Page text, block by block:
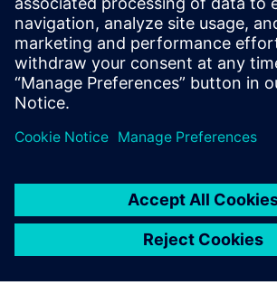
ресурсоефективність
Читайте
Електронна книга| Інжиніринг
Тематичне дослідження|
рішень конвеєрних технологій для
Porsche Taycan eCar